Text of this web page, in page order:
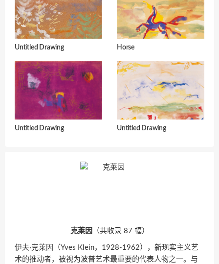
Untitled Drawing Horse
Untitled Drawing Untitled Drawing
克莱因 （共收录 87 幅）
伊夫·克莱因（Yves Klein，1928-1962），新现实主义艺
术的推动者，被视为波普艺术最重要的代表人物之一。与